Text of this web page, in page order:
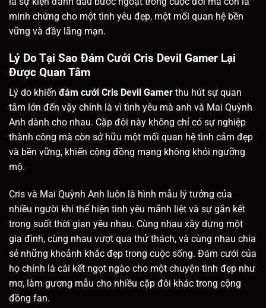
minh chứng cho một tình yêu đẹp, một mối quan hệ bền
vững và đầy lãng mạn.
Lý Do Tại Sao Đám Cưới Cris Devil Gamer Lại
Được Quan Tâm
Lý do khiến đám cưới Cris Devil Gamer thu hút sự quan
tâm lớn đến vậy chính là vì tình yêu mà anh và Mai Quỳnh
Anh dành cho nhau. Cặp đôi này không chỉ có sự nghiệp
thành công mà còn sở hữu một mối quan hệ tình cảm đẹp
và bền vững, khiến cộng đồng mạng không khỏi ngưỡng
mộ.
Cris và Mai Quỳnh Anh luôn là hình mẫu lý tưởng của
nhiều người khi thể hiện tình yêu mãnh liệt và sự gắn kết
trong suốt thời gian yêu nhau. Cùng nhau xây dựng một
gia đình, cùng nhau vượt qua thử thách, và cùng nhau chia
sẻ những khoảnh khắc đẹp trong cuộc sống. Đám cưới của
họ chính là cái kết ngọt ngào cho một chuyện tình đẹp như
mơ, làm gương mẫu cho nhiều cặp đôi khác trong cộng
đồng fan.